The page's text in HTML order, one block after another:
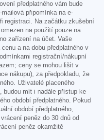
předplatného vám bude
připomínka na e-
registraci. Na začátku zkušební
na použití pouze na
zařízení na účet. Vaše
a na dobu předplatného v
registrační/nákupní
ceny se mohou lišit v
nákupu), za předpokladu, že
Uživatelé placeného
budou mít i nadále přístup ke
období předplatného. Pokud
období předplatného,
peněz do 30 dnů od
peněz okamžitě